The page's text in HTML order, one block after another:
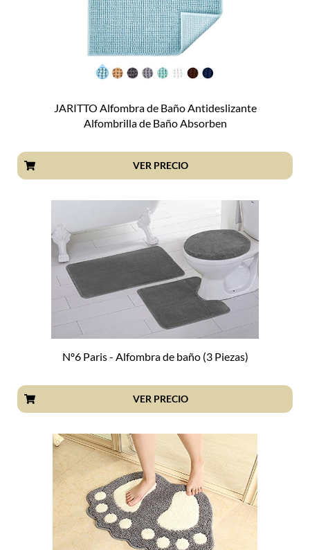
JARITTO Alfombra de Baño Antideslizante
Alfombrilla de Baño Absorben
VER PRECIO
Nº6 Paris - Alfombra de baño (3 Piezas)
VER PRECIO